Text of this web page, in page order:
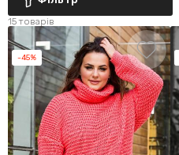
15 товарів
-45%